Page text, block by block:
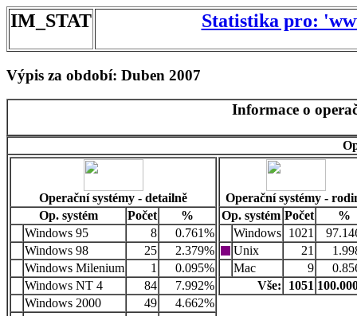
IM_STAT Statistika pro:
Výpis za období: Duben 2007
Informace o
Operační systémy - detailně
Op. systém
Počet
%
Windows 95
8
0.761%
Windows 98
25
2.379%
Windows Milenium
1
0.095%
Windows NT 4
84
7.992%
Windows 2000
49
4.662%
Operační systémy -
Op. systém Počet
%
Windows 1021
Unix
21
Mac
9
Vše:
1051